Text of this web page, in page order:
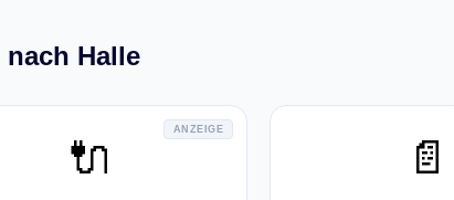
Halle
ANZEIGE
🔌 📄